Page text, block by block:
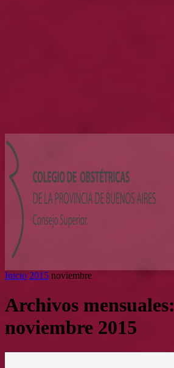
Inicio 2015 noviembre
Archivos mensuales:
noviembre 2015